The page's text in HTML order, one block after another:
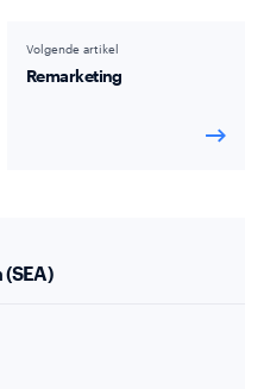
Volgende artikel
Remarketing